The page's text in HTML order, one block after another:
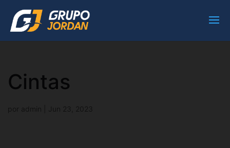
Cintas